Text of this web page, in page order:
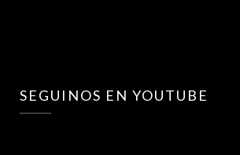
SEGUINOS EN YOUTUBE